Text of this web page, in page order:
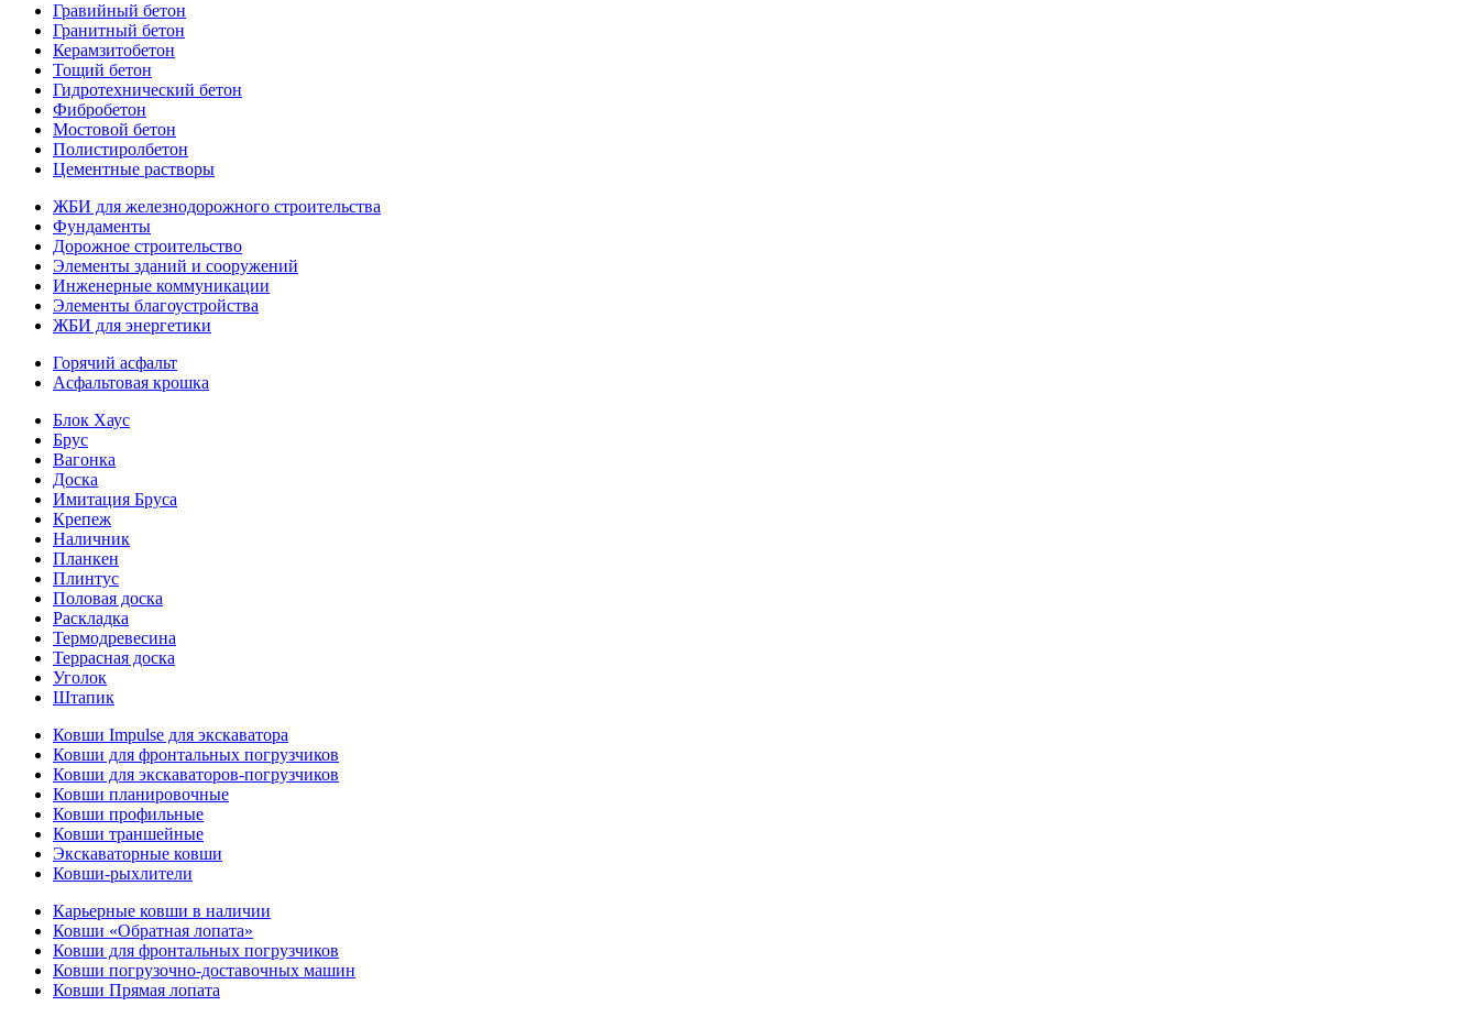
Гравийный бетон
Гранитный бетон
Керамзитобетон
Тощий бетон
Гидротехнический бетон
Фибробетон
Мостовой бетон
Полистиролбетон
Цементные растворы
ЖБИ для железнодорожного строительства
Фундаменты
Дорожное строительство
Элементы зданий и сооружений
Инженерные коммуникации
Элементы благоустройства
ЖБИ для энергетики
Горячий асфальт
Асфальтовая крошка
Блок Хаус
Брус
Вагонка
Доска
Имитация Бруса
Крепеж
Наличник
Планкен
Плинтус
Половая доска
Раскладка
Термодревесина
Террасная доска
Уголок
Штапик
Ковши Impulse для экскаватора
Ковши для фронтальных погрузчиков
Ковши для экскаваторов-погрузчиков
Ковши планировочные
Ковши профильные
Ковши траншейные
Экскаваторные ковши
Ковши-рыхлители
Карьерные ковши в наличии
Ковши «Обратная лопата»
Ковши для фронтальных погрузчиков
Ковши погрузочно-доставочных машин
Ковши Прямая лопата